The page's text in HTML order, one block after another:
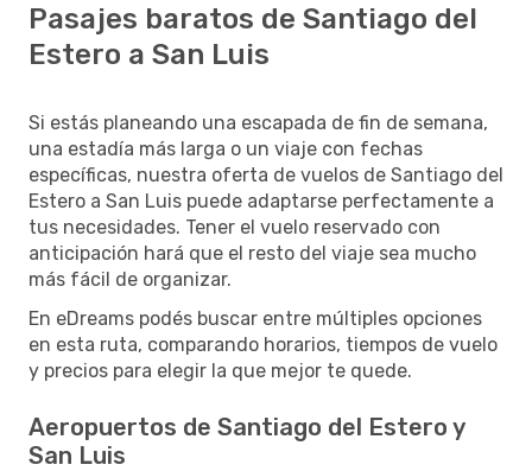
Pasajes baratos de Santiago del
Estero a San Luis
Si estás planeando una escapada de fin de semana,
una estadía más larga o un viaje con fechas
específicas, nuestra oferta de vuelos de Santiago del
Estero a San Luis puede adaptarse perfectamente a
tus necesidades. Tener el vuelo reservado con
anticipación hará que el resto del viaje sea mucho
más fácil de organizar.
En eDreams podés buscar entre múltiples opciones
en esta ruta, comparando horarios, tiempos de vuelo
y precios para elegir la que mejor te quede.
Aeropuertos de Santiago del Estero y
San Luis